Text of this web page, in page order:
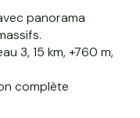
panorama
3, 15 km, +760 m,
complète